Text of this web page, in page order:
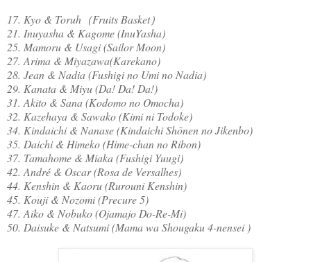
17. Kyo & Toruh（Fruits Basket）
21. Inuyasha & Kagome (InuYasha)
25. Mamoru & Usagi (Sailor Moon)
27. Arima & Miyazawa(Karekano)
28. Jean & Nadia (Fushigi no Umi no Nadia)
29. Kanata & Miyu (Da! Da! Da!)
31. Akito & Sana (Kodomo no Omocha)
32. Kazehaya & Sawako (Kimi ni Todoke)
34. Kindaichi & Nanase (Kindaichi Shōnen no Jikenbo)
35. Daichi & Himeko (Hime-chan no Ribon)
37. Tamahome & Miaka (Fushigi Yuugi)
42. André & Oscar (Rosa de Versalhes)
44. Kenshin & Kaoru (Rurouni Kenshin)
45. Kouji & Nozomi (Precure 5)
47. Aiko & Nobuko (Ojamajo Do-Re-Mi)
50. Daisuke & Natsumi (Mama wa Shougaku 4-nensei )